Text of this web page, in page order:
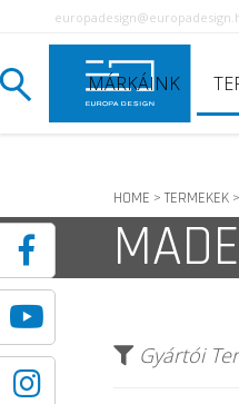
MÁRKÁINK
HOME > TERMEKEK >
Gyártói